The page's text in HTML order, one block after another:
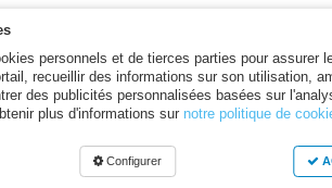
personnels et de tierces parties pour assurer
recueillir des informations sur son utilisation,
des publicités personnalisées basées sur
plus d'informations sur notre politique de
Configurer